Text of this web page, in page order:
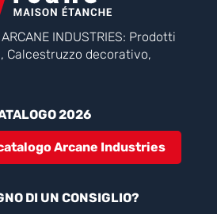
INDUSTRIES: Prodotti
Calcestruzzo decorativo,
2026
Arcane Industries
DI UN CONSIGLIO?